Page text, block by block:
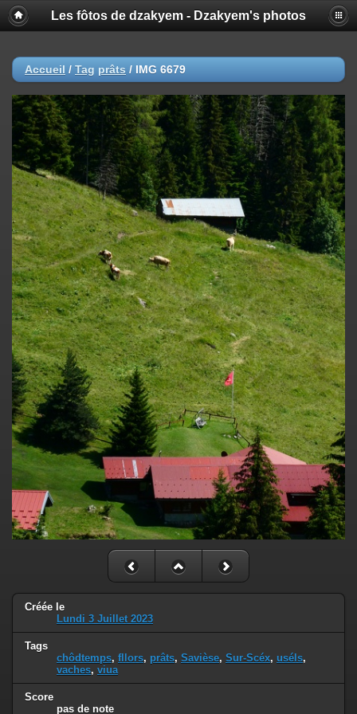
Les fôtos de dzakyem - Dzakyem's photos
Accueil / Tag prâts / IMG 6679
Créée le
Lundi 3 Juillet 2023
Tags
chôdtemps, fllors, prâts, Savièse, Sur-Scéx, uséls,
vaches, viua
Score
pas de note